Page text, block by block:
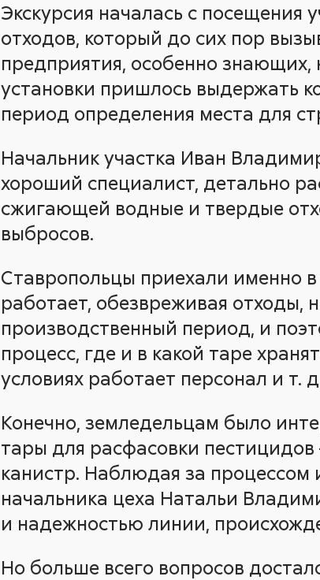
Экскурсия началась с посещения
отходов, который до сих пор
предприятия, особенно знающих,
установки пришлось выдержать
период определения места для
Начальник участка Иван
хороший специалист, детально
сжигающей водные и твердые
выбросов.
Ставропольцы приехали именно в
работает, обезвреживая отходы,
производственный период, и
процесс, где и в какой таре
условиях работает персонал и т.
Конечно, земледельцам было
тары для расфасовки
канистр. Наблюдая за процессом
начальника цеха Натальи
и надежностью линии,
Но больше всего вопросов